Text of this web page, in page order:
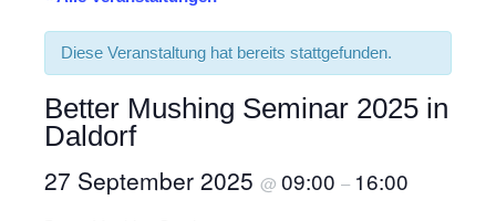
Diese Veranstaltung hat bereits stattgefunden.
Better Mushing Seminar 2025 in
Daldorf
27 September 2025 @ 09:00 – 16:00